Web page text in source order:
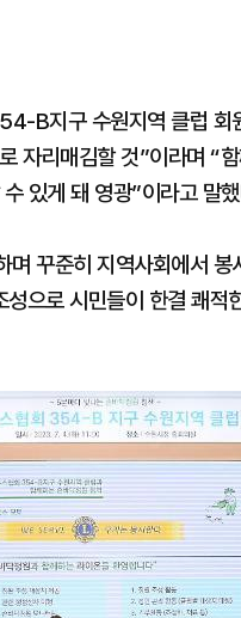
B지구 수원지역 클럽 회
자리매김할 것”이라며 “
있게 돼 영광”이라고 말
며 꾸준히 지역사회에서
으로 시민들이 한결 쾌적